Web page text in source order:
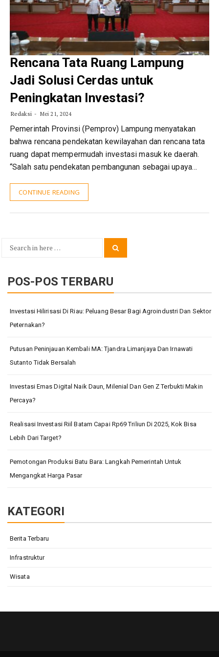
Rencana Tata Ruang Lampung
Jadi Solusi Cerdas untuk
Peningkatan Investasi?
Redaksi Mei 21, 2024
Pemerintah Provinsi (Pemprov) Lampung menyatakan
bahwa rencana pendekatan kewilayahan dan rencana tata
ruang dapat mempermudah investasi masuk ke daerah.
“Salah satu pendekatan pembangunan sebagai upaya…
CONTINUE READING
Search
POS-POS TERBARU
Investasi Hilirisasi Di Riau: Peluang Besar Bagi Agroindustri Dan Sektor
Peternakan?
Putusan Peninjauan Kembali MA: Tjandra Limanjaya Dan Irnawati
Sutanto Tidak Bersalah
Investasi Emas Digital Naik Daun, Milenial Dan Gen Z Terbukti Makin
Percaya?
Realisasi Investasi Riil Batam Capai Rp69 Triliun Di 2025, Kok Bisa
Lebih Dari Target?
Pemotongan Produksi Batu Bara: Langkah Pemerintah Untuk
Mengangkat Harga Pasar
KATEGORI
Berita Terbaru
Infrastruktur
Wisata